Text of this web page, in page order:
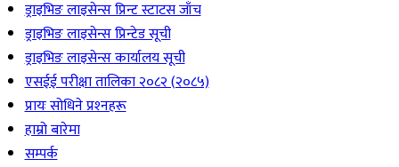
ड्राइभिङ लाइसेन्स प्रिन्ट स्टाटस जाँच
ड्राइभिङ लाइसेन्स प्रिन्टेड सूची
ड्राइभिङ लाइसेन्स कार्यालय सूची
एसईई परीक्षा तालिका २०८२ (२०८५)
प्रायः सोधिने प्रश्‍नहरू
हाम्रो बारेमा
सम्पर्क